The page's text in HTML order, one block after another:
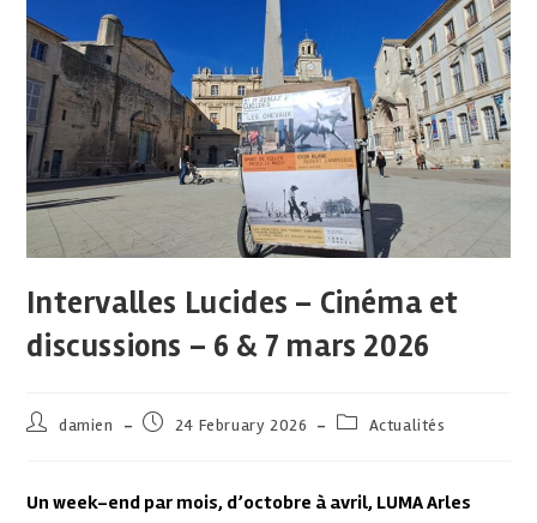
Intervalles Lucides – Cinéma et
discussions – 6 & 7 mars 2026
damien 24 February 2026 Actualités
Un week-end par mois, d’octobre à avril, LUMA Arles